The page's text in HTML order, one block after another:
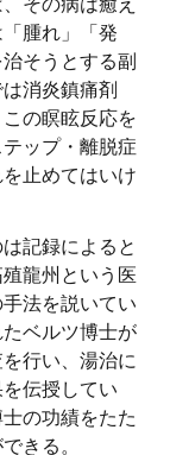
腫れ」「発
そうとする副
消炎鎮痛剤
の瞑眩反応を
ップ・離脱症
止めてはいけ
記録によると
龍州という医
法を説いてい
ベルツ博士が
行い、湯治に
伝授してい
の功績をたた
きる。